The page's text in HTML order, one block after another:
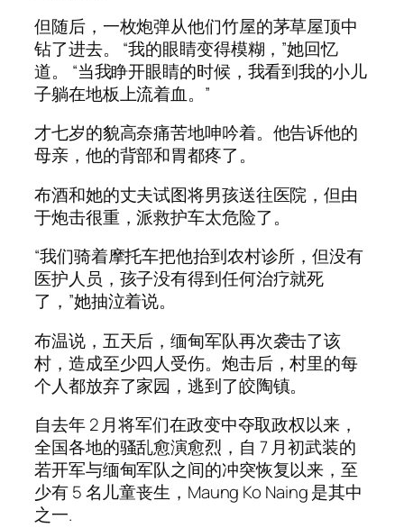
但随后，一枚炮弹从他们竹屋的茅草屋顶中
钻了进去。 “我的眼睛变得模糊，”她回忆
道。 “当我睁开眼睛的时候，我看到我的小儿
子躺在地板上流着血。”
才七岁的貌高奈痛苦地呻吟着。他告诉他的
母亲，他的背部和胃都疼了。
布酒和她的丈夫试图将男孩送往医院，但由
于炮击很重，派救护车太危险了。
“我们骑着摩托车把他抬到农村诊所，但没有
医护人员，孩子没有得到任何治疗就死
了，”她抽泣着说。
布温说，五天后，缅甸军队再次袭击了该
村，造成至少四人受伤。炮击后，村里的每
个人都放弃了家园，逃到了皎陶镇。
自去年 2 月将军们在政变中夺取政权以来，
全国各地的骚乱愈演愈烈，自 7 月初武装的
若开军与缅甸军队之间的冲突恢复以来，至
少有 5 名儿童丧生，Maung Ko Naing 是其中
之一.